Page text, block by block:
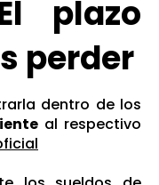
plazo
perder
dentro de los
al respectivo